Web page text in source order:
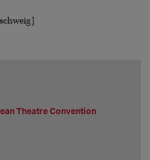
Theatre Convention